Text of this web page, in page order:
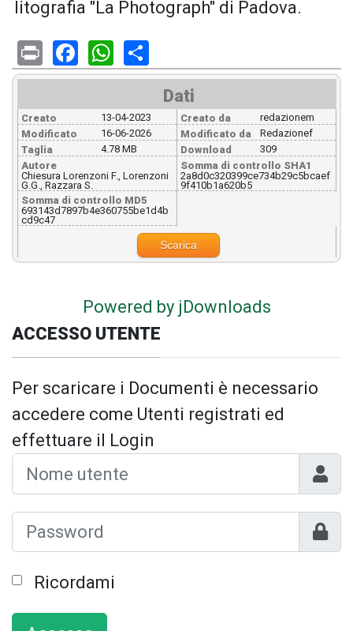
litografia "La Photograph" di Padova.
PrintFacebook
WhatsApp
Dati
Creato
13-04-2023
Modificato
16-06-2026
Taglia
4.78 MB
Autore
Chiesura Lorenzoni F., Lorenzoni
G.G., Razzara S.
Somma di controllo MD5
693143d7897b4e360755be1d4b
cd9c47
Creato da
redazionem
Modificato da
Redazionef
Download
309
Somma di controllo SHA1
2a8d0c320399ce734b29c5bcaef
9f410b1a620b5
Scarica
Powered by jDownloads
ACCESSO UTENTE
Per scaricare i Documenti è necessario
accedere come Utenti registrati ed
effettuare il Login
Ricordami